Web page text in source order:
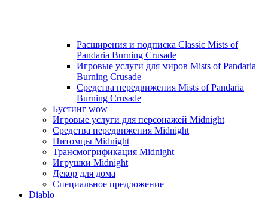
Расширения и подписка Classic Mists of
Pandaria Burning Crusade
Игровые услуги для миров Mists of Pandaria
Burning Crusade
Средства передвижения Mists of Pandaria
Burning Crusade
Бустинг wow
Игровые услуги для персонажей Midnight
Средства передвижения Midnight
Питомцы Midnight
Трансмогрификация Midnight
Игрушки Midnight
Декор для дома
Специальное предложение
Diablo